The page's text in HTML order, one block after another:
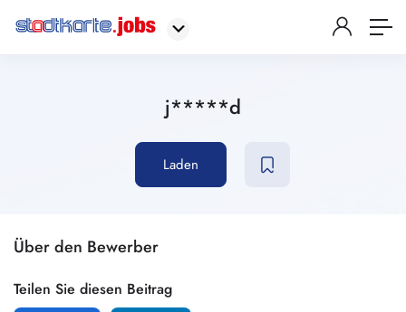
j*****d
Laden
Über den Bewerber
Teilen Sie diesen Beitrag